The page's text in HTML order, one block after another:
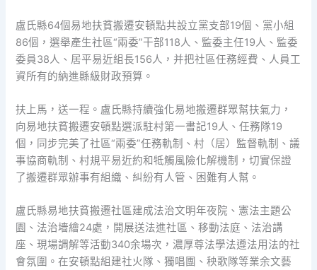
盧氏縣64個易地扶貧搬遷安頓點共設立黨支部19個、黨小組
86個，選舉產生社區“兩委”干部118人、監委主任19人、監委
委員38人、居平易近組長156人，并把社區任務經費、人員工
資所有的納進縣級財政預算。
扶上馬，送一程。盧氏縣持續強化易地搬遷群眾幫扶氣力，
向易地扶貧搬遷安頓點選派駐村第一書記19人、任務隊19
個，同步完美了社區“兩委”任務軌制、村（居）監督軌制、議
事協商軌制、村規平易近約和牴觸風險化解機制，切實保證
了搬遷群眾辦事有組織、糾紛有人管、困難有人幫。
盧氏縣易地扶貧搬遷社區建成法治文明年夜院、憲法主題公
園、法治墻繪24處，開展送法進社區、移動法庭、法治講
座、現場調解等活動340余場次，濃厚尊法學法遵法用法的社
會氛圍。在安頓點組建社火隊、獨唱團、秧歌隊等業余文藝